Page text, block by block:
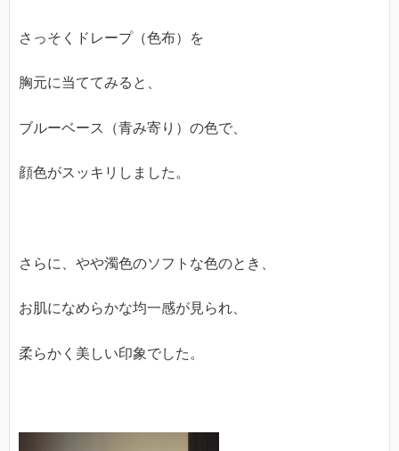
さっそくドレープ（色布）を
胸元に当ててみると、
ブルーベース（青み寄り）の色で、
顔色がスッキリしました。
さらに、やや濁色のソフトな色のとき、
お肌になめらかな均一感が見られ、
柔らかく美しい印象でした。